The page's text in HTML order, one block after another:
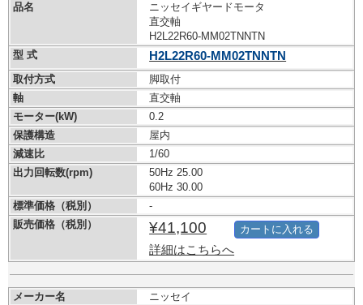
品名
ニッセイギヤードモータ
直交軸
H2L22R60-MM02TNNTN
型 式
H2L22R60-MM02TNNTN
取付方式
脚取付
軸
直交軸
モーター(kW)
0.2
保護構造
屋内
減速比
1/60
出力回転数(rpm)
50Hz 25.00
60Hz 30.00
標準価格（税別）
-
販売価格（税別）
¥41,100
詳細はこちらへ
カートに入れる
メーカー名
ニッセイ